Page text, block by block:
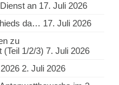
an 17. Juli 2026
da… 17. Juli 2026
zu
(Teil 1/2/3) 7. Juli 2026
2. Juli 2026